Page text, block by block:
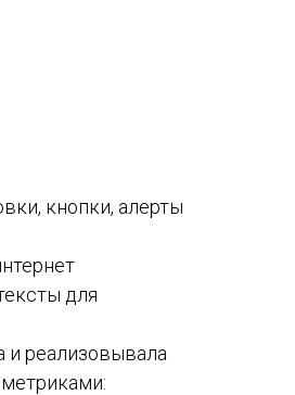
кнопки, алерты
для
и реализовывала